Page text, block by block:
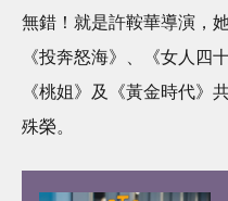
無錯！就是許鞍華導演，
《投奔怒海》、《女人四
《桃姐》及《黃金時代》
殊榮。